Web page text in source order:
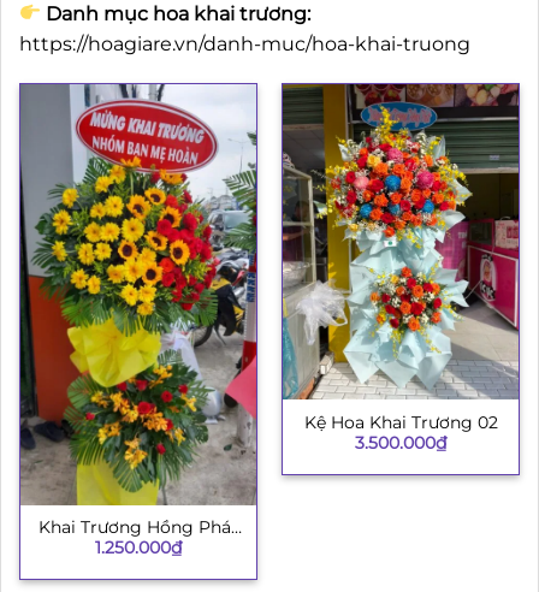
Danh mục hoa khai trương:
https://hoagiare.vn/danh-muc/hoa-khai-truong
Khai Trương Hồng Phát
H008
1.250.000₫
Kệ Hoa Khai Trương 02
3.500.000₫